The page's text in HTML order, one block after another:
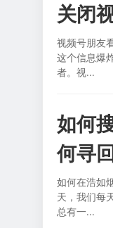
关闭
视频号朋友
这个信息爆
者。视...
如何
何寻
如何在浩如
天，我们每
总有一...